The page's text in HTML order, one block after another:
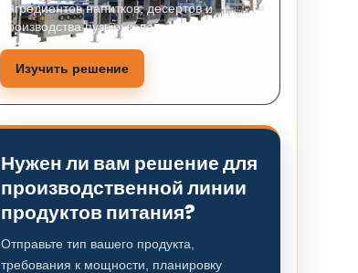
ингредиентов напитков, десертов и
производства пузырькового чая.
Изучить решение
Нужен ли вам решение для
производственной линии
продуктов питания?
Отправьте тип вашего продукта,
требования к мощности, планировку